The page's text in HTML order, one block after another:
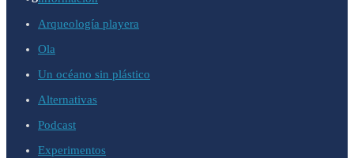
Arqueología playera
Ola
Un océano sin plástico
Alternativas
Podcast
Experimentos